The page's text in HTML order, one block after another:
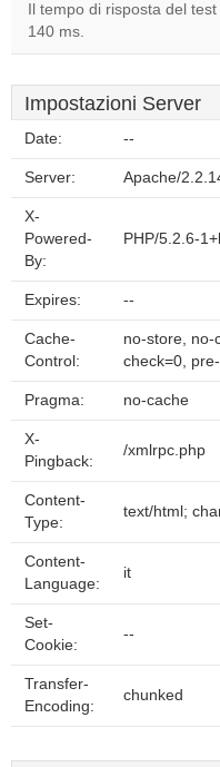
Il tempo di risposta del
140 ms.
Impostazioni Server
Date: --
Server: Apache/
X-
Powered-
By:
PHP/5.2.6-
Expires: --
Cache-
Control:
no-store, no-
check=0,
Pragma: no-cache
X-
Pingback:
/xmlrpc.php
Content-
Type:
text/html;
Content-
Language:
it
Set-
Cookie:
--
Transfer-
Encoding:
chunked